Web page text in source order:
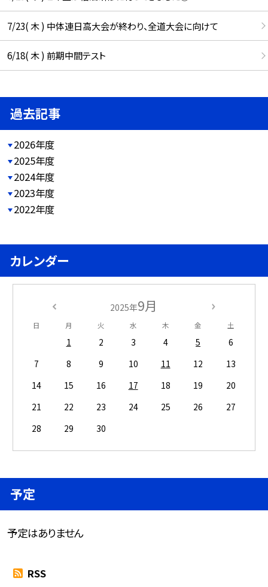
7/23( 木 ) 中体連日高大会が終わり、全道大会に向けて
6/18( 木 ) 前期中間テスト
過去記事
2026年度
2025年度
2024年度
2023年度
2022年度
カレンダー
2025年9月
日 月 火 水 木 金 土
1 2 3 4 5
6
7
8 9 10 11 12
13
14
15 16 17 18 19
20
21
22 23 24 25 26
27
28
29 30
予定
予定はありません
RSS